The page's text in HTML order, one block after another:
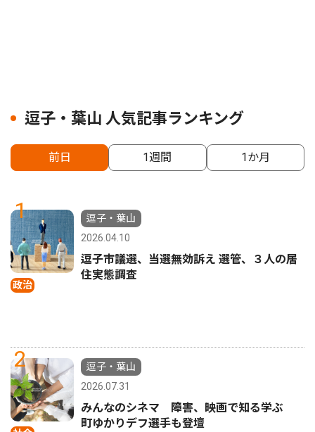
逗子・葉山 人気記事ランキング
前日 1週間 1か月
1
政治
逗子・葉山
2026.04.10
逗子市議選、当選無効訴え 選管、３人の居
住実態調査
2
逗子・葉山
2026.07.31
みんなのシネマ 障害、映画で知る学ぶ
町ゆかりデフ選手も登壇